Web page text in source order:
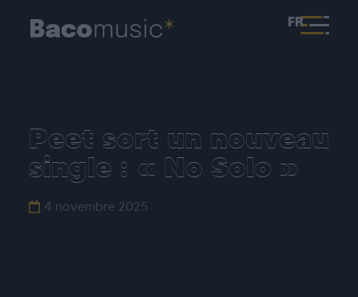
FR
Peet sort un nouveau
single : « No Solo »
4 novembre 2025